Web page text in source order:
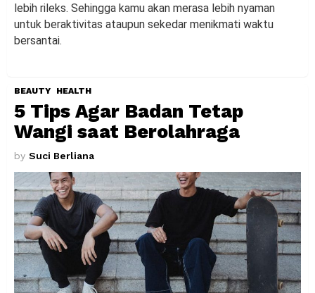
lebih rileks. Sehingga kamu akan merasa lebih nyaman
untuk beraktivitas ataupun sekedar menikmati waktu
bersantai.
BEAUTY HEALTH
5 Tips Agar Badan Tetap
Wangi saat Berolahraga
by Suci Berliana